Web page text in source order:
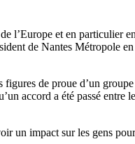
l’Europe et en particulier
de Nantes Métropole
de proue d’un
accord a été passé entre
un impact sur les gens